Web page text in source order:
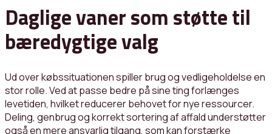
Daglige vaner som støtte til
bæredygtige valg
Ud over købssituationen spiller brug og vedligeholdelse en
stor rolle. Ved at passe bedre på sine ting forlænges
levetiden, hvilket reducerer behovet for nye ressourcer.
Deling, genbrug og korrekt sortering af affald understøtter
også en mere ansvarlig tilgang, som kan forstærke